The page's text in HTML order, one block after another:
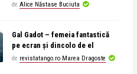
de Alice Năstase Buciuta
Gal Gadot – femeia fantastică
pe ecran și dincolo de el
de revistatango.ro Marea Dragoste